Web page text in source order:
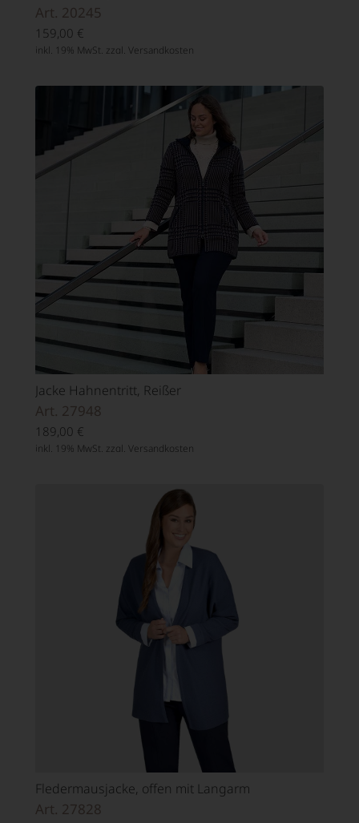
Art. 20245
159,00 €
inkl. 19% MwSt. zzgl. Versandkosten
Jacke Hahnentritt, Reißer
Art. 27948
189,00 €
inkl. 19% MwSt. zzgl. Versandkosten
Fledermausjacke, offen mit Langarm
Art. 27828